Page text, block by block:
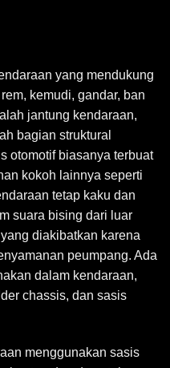
yang mendukung
kemudi, gandar, ban
jantung kendaraan,
bagian struktural
otomotif biasanya terbuat
kokoh lainnya seperti
tetap kaku dan
suara bising dari luar
diakibatkan karena
peumpang. Ada
dalam kendaraan,
chassis, dan sasis
menggunakan sasis